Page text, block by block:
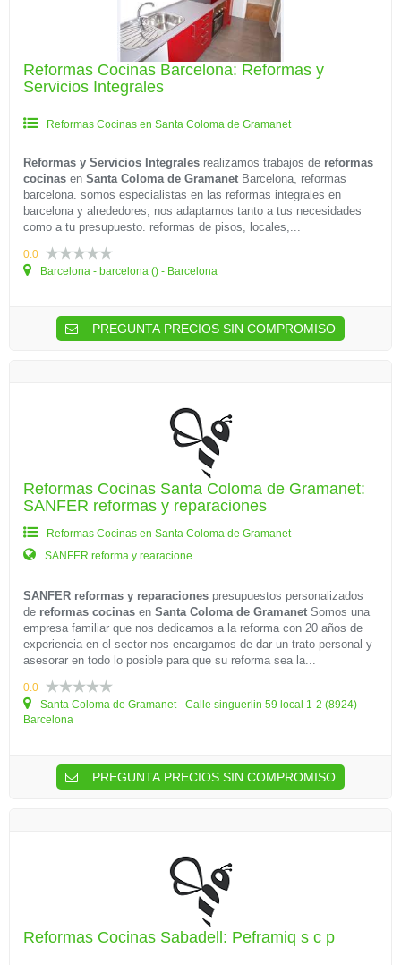
Reformas Cocinas Barcelona: Reformas y
Servicios Integrales
Reformas Cocinas en Santa Coloma de Gramanet
Reformas y Servicios Integrales realizamos trabajos de reformas
cocinas en Santa Coloma de Gramanet Barcelona, reformas
barcelona. somos especialistas en las reformas integrales en
barcelona y alrededores, nos adaptamos tanto a tus necesidades
como a tu presupuesto. reformas de pisos, locales,...
0.0
Barcelona - barcelona () - Barcelona
PREGUNTA PRECIOS SIN COMPROMISO
Reformas Cocinas Santa Coloma de Gramanet:
SANFER reformas y reparaciones
Reformas Cocinas en Santa Coloma de Gramanet
SANFER reforma y rearacione
SANFER reformas y reparaciones presupuestos personalizados
de reformas cocinas en Santa Coloma de Gramanet Somos una
empresa familiar que nos dedicamos a la reforma con 20 años de
experiencia en el sector nos encargamos de dar un trato personal y
asesorar en todo lo posible para que su reforma sea la...
0.0
Santa Coloma de Gramanet - Calle singuerlin 59 local 1-2 (8924) -
Barcelona
PREGUNTA PRECIOS SIN COMPROMISO
Reformas Cocinas Sabadell: Peframiq s c p